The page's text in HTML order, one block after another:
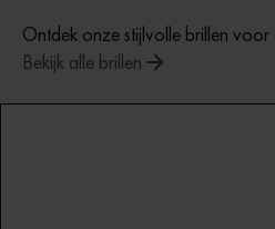
Ontdek onze stijlvolle brillen voor
Bekijk alle brillen